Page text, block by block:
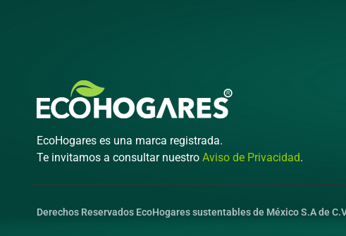
EcoHogares es una marca registrada.
Te invitamos a consultar nuestro Aviso de Privacidad.
Derechos Reservados EcoHogares sustentables de México S.A de